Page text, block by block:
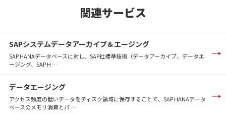
関連サービス
SAPシステムデータアーカイブ＆エージング
SAP HANAデータベースに対し、SAP社標準技術（データアーカイブ、データエ
ージング、SAP H …
データエージング
アクセス頻度の低いデータをディスク領域に保存することで、SAP HANAデータ
ベースのメモリ消費とパ …